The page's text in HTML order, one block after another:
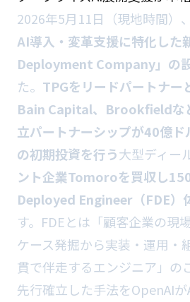
2026年5月11日（現地時間）、
AI導入・変革支援に特化した
Deployment Company」の
た。 TPGをリードパートナー
Bain Capital、Brookfieldな
立パートナーシップが40億ド
の初期投資を行う大型ディー
ント企業Tomoroを買収し
Deployed Engineer（FDE）
す。FDEとは「顧客企業の現
ケース発掘から実装・運用・
貫で伴走するエンジニア」の
先行確立した手法をOpenAI